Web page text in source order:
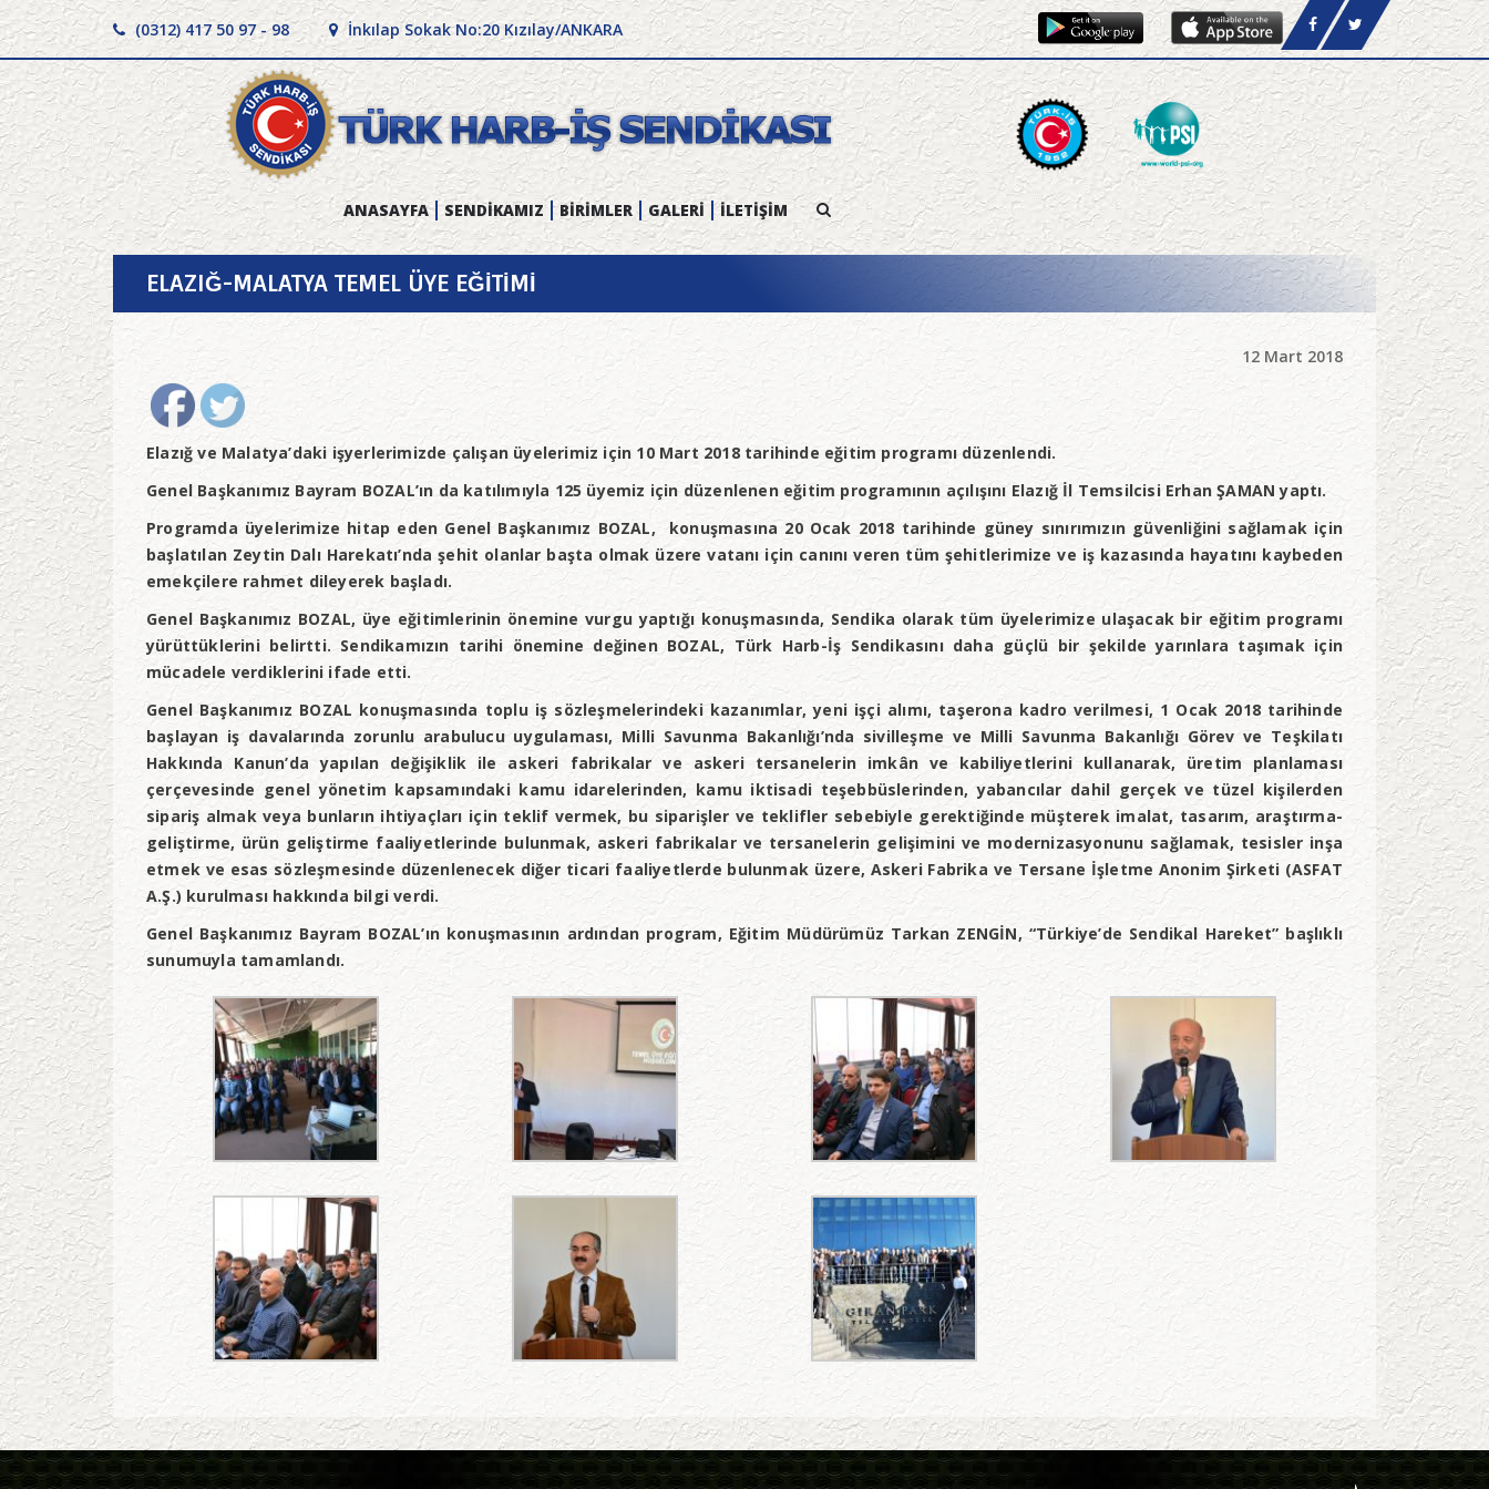
(0312) 417 50 97 - 98 İnkılap Sokak No:20 Kızılay/ANKARA
ANASAYFA SENDİKAMIZ BİRİMLER GALERİ İLETİŞİM
ELAZIĞ-MALATYA TEMEL ÜYE EĞİTİMİ
12 Mart 2018
Elazığ ve Malatya’daki işyerlerimizde çalışan üyelerimiz için 10 Mart 2018 tarihinde eğitim programı düzenlendi.
Genel Başkanımız Bayram BOZAL’ın da katılımıyla 125 üyemiz için düzenlenen eğitim programının açılışını Elazığ İl Temsilcisi Erhan ŞAMAN yaptı.
Programda üyelerimize hitap eden Genel Başkanımız BOZAL, konuşmasına 20 Ocak 2018 tarihinde güney sınırımızın güvenliğini sağlamak için
başlatılan Zeytin Dalı Harekatı’nda şehit olanlar başta olmak üzere vatanı için canını veren tüm şehitlerimize ve iş kazasında hayatını kaybeden
emekçilere rahmet dileyerek başladı.
Genel Başkanımız BOZAL, üye eğitimlerinin önemine vurgu yaptığı konuşmasında, Sendika olarak tüm üyelerimize ulaşacak bir eğitim programı
yürüttüklerini belirtti. Sendikamızın tarihi önemine değinen BOZAL, Türk Harb-İş Sendikasını daha güçlü bir şekilde yarınlara taşımak için
mücadele verdiklerini ifade etti.
Genel Başkanımız BOZAL konuşmasında toplu iş sözleşmelerindeki kazanımlar, yeni işçi alımı, taşerona kadro verilmesi, 1 Ocak 2018 tarihinde
başlayan iş davalarında zorunlu arabulucu uygulaması, Milli Savunma Bakanlığı’nda sivilleşme ve Milli Savunma Bakanlığı Görev ve Teşkilatı
Hakkında Kanun’da yapılan değişiklik ile askeri fabrikalar ve askeri tersanelerin imkân ve kabiliyetlerini kullanarak, üretim planlaması
çerçevesinde genel yönetim kapsamındaki kamu idarelerinden, kamu iktisadi teşebbüslerinden, yabancılar dahil gerçek ve tüzel kişilerden
sipariş almak veya bunların ihtiyaçları için teklif vermek, bu siparişler ve teklifler sebebiyle gerektiğinde müşterek imalat, tasarım, araştırma-
geliştirme, ürün geliştirme faaliyetlerinde bulunmak, askeri fabrikalar ve tersanelerin gelişimini ve modernizasyonunu sağlamak, tesisler inşa
etmek ve esas sözleşmesinde düzenlenecek diğer ticari faaliyetlerde bulunmak üzere, Askeri Fabrika ve Tersane İşletme Anonim Şirketi (ASFAT
A.Ş.) kurulması hakkında bilgi verdi.
Genel Başkanımız Bayram BOZAL’ın konuşmasının ardından program, Eğitim Müdürümüz Tarkan ZENGİN, “Türkiye’de Sendikal Hareket” başlıklı
sunumuyla tamamlandı.